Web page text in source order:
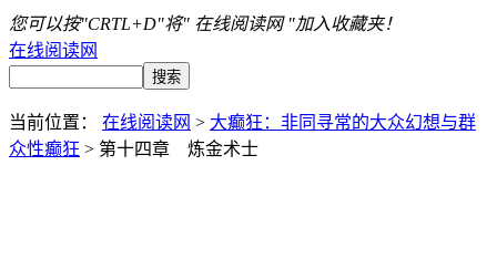
您可以按"CRTL+D"将" 在线阅读网 "加入收藏夹！
在线阅读网
当前位置： 在线阅读网 > 大癫狂：非同寻常的大众幻想与群
众性癫狂 > 第十四章 炼金术士